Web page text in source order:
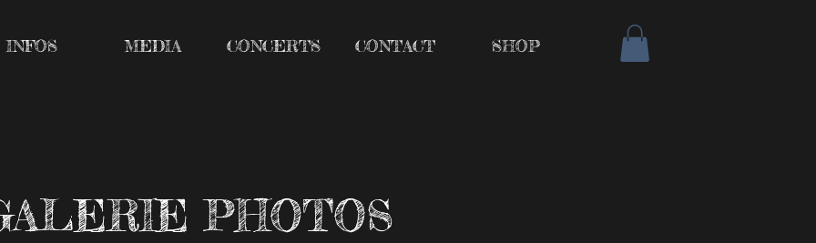
INFOS MEDIA CONCERTS CONTACT SHOP
PHOTOS